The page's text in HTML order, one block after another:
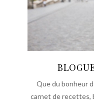
Que du bonheur
carnet de recettes,